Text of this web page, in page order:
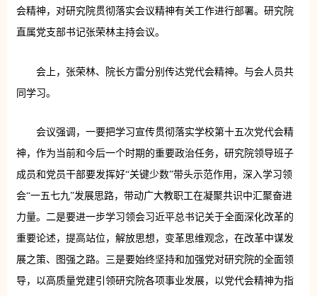
会精神，对研究院贯彻落实会议精神有关工作进行部署。研究院
直属党支部书记张荣林主持会议。
会上，张荣林、院长方雷分别传达党代会精神。与会人员共
同学习。
会议强调，一要把学习宣传贯彻落实学校第十五次党代会精
神，作为当前和今后一个时期的重要政治任务，研究院领导班子
成员和党员干部要发挥好“关键少数”带头示范作用，深入学习领
会“一五七九”发展思路，带动广大教职工在凝聚共识中汇聚奋进
力量。二是要进一步学习领会习近平总书记关于全面深化改革的
重要论述，提高站位，解放思想，变革思维观念，在改革中谋发
展之策、图强之路。三是要始终坚持和加强党对研究院的全面领
导，以高质量党建引领研究院各项事业发展，以党代会精神为指